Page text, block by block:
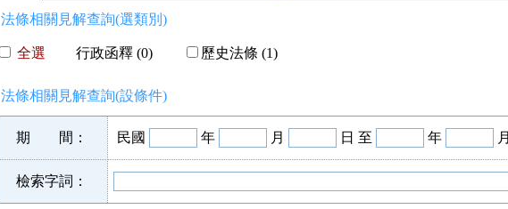
法條相關見解查詢(選類別)
全選 行政函釋 (0) 歷史法條 (1)
法條相關見解查詢(設條件)
期 間： 民國 年 月 日 至 年
檢索字詞：